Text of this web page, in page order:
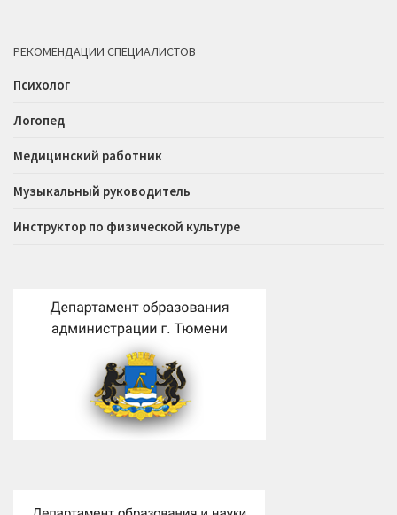
РЕКОМЕНДАЦИИ СПЕЦИАЛИСТОВ
Психолог
Логопед
Медицинский работник
Музыкальный руководитель
Инструктор по физической культуре